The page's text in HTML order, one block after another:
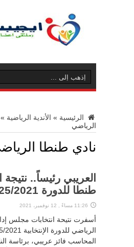
الرئيسية » الأندية الرياضية »
الرياضي
نادي طنطا
العريبي رئيساً.. نتيجة
طنطا للدورة 2025/2021
11:26 مساءً , 12 نوفمبر، 2021
أسفرت نتيحة انتخابات مجلس
المحاسب فائز عريبي، برئاسة